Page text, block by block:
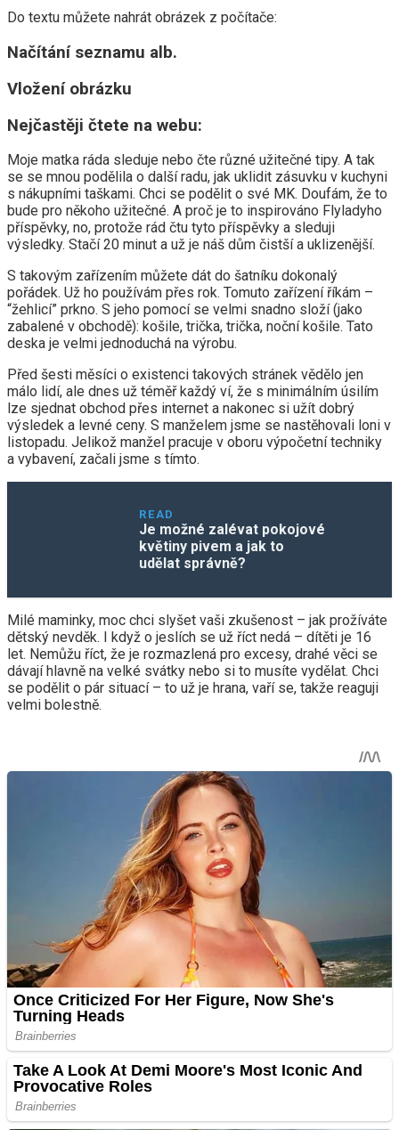
Do textu můžete nahrát obrázek z počítače:
Načítání seznamu alb.
Vložení obrázku
Nejčastěji čtete na webu:
Moje matka ráda sleduje nebo čte různé užitečné tipy. A tak
se se mnou podělila o další radu, jak uklidit zásuvku v kuchyni
s nákupními taškami. Chci se podělit o své MK. Doufám, že to
bude pro někoho užitečné. A proč je to inspirováno Flyladyho
příspěvky, no, protože rád čtu tyto příspěvky a sleduji
výsledky. Stačí 20 minut a už je náš dům čistší a uklizenější.
S takovým zařízením můžete dát do šatníku dokonalý
pořádek. Už ho používám přes rok. Tomuto zařízení říkám –
“žehlicí” prkno. S jeho pomocí se velmi snadno složí (jako
zabalené v obchodě): košile, trička, trička, noční košile. Tato
deska je velmi jednoduchá na výrobu.
Před šesti měsíci o existenci takových stránek vědělo jen
málo lidí, ale dnes už téměř každý ví, že s minimálním úsilím
lze sjednat obchod přes internet a nakonec si užít dobrý
výsledek a levné ceny. S manželem jsme se nastěhovali loni v
listopadu. Jelikož manžel pracuje v oboru výpočetní techniky
a vybavení, začali jsme s tímto.
READ
Je možné zalévat pokojové
květiny pivem a jak to
udělat správně?
Milé maminky, moc chci slyšet vaši zkušenost – jak prožíváte
dětský nevděk. I když o jeslích se už říct nedá – dítěti je 16
let. Nemůžu říct, že je rozmazlená pro excesy, drahé věci se
dávají hlavně na velké svátky nebo si to musíte vydělat. Chci
se podělit o pár situací – to už je hrana, vaří se, takže reaguji
velmi bolestně.